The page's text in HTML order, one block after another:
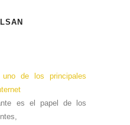
de los principales
es el papel de los